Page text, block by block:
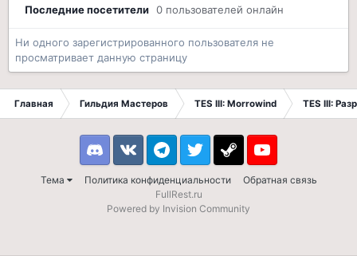
Последние посетители 0 пользователей онлайн
Ни одного зарегистрированного пользователя не
просматривает данную страницу
Главная Гильдия Мастеров TES III: Morrowind TES III:
Тема Политика конфиденциальности Обратная связь
DiscordVK TelegramTwitter Steam Youtube
FullRest.ru
Powered by Invision Community